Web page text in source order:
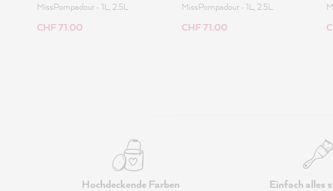
MissPompadour • 1L, 2.5L
CHF 71.00
MissPompadour • 1L, 2.5L
CHF 71.00
Hochdeckende Farben Einfach alles